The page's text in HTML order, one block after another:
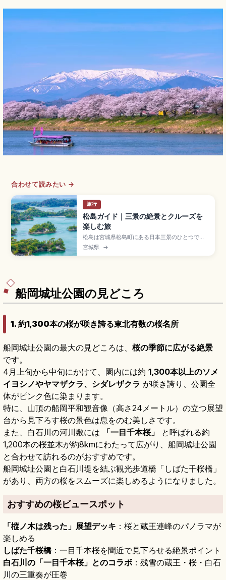
合わせて読みたい →
旅行
松島ガイド｜三景の絶景とクルーズを
楽しむ旅
松島は宮城県松島町にある日本三景のひとつで、
松島湾に点在する島々と伊達政宗ゆかりの寺社が
魅力の絶景スポット。松尾芭蕉も訪れた地として
宮城県 →
船岡城址公園の見どころ
1. 約1,300本の桜が咲き誇る東北有数の桜名所
船岡城址公園の最大の見どころは、 桜の季節に広がる絶景
です。
4月上旬から中旬にかけて、園内には約 1,300本以上のソメ
イヨシノやヤマザクラ、シダレザクラ が咲き誇り、公園全
体がピンク色に染まります。
特に、山頂の船岡平和観音像（高さ24メートル）の立つ展望
台から見下ろす桜の景色は息をのむ美しさです。
また、白石川の河川敷には
「一目千本桜」
と呼ばれる約
1,200本の桜並木が約8kmにわたって広がり、船岡城址公園
と合わせて訪れるのがおすすめです。
船岡城址公園と白石川堤を結ぶ観光歩道橋「しばた千桜橋」
があり、両方の桜をスムーズに楽しめるようになりました。
おすすめの桜ビュースポット
「樅ノ木は残った」展望デッキ ：桜と蔵王連峰のパノラマが
楽しめる
しばた千桜橋：一目千本桜を間近で見下ろせる絶景ポイント
白石川の「一目千本桜」とのコラボ ：残雪の蔵王・桜・白石
川の三重奏が圧巻